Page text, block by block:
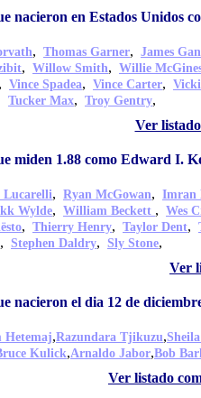
nacieron en Estados Unidos
, Thomas Garner, James
, Willow Smith, Willie
, Vince Spadea, Vince Carter,
Tucker Max, Troy Gentry,
Ver
miden 1.88 como Edward I.
Lucarelli, Ryan McGowan, Imran
Wylde, William Beckett , Wes
, Thierry Henry, Taylor Dent,
, Stephen Daldry, Sly Stone,
Ver
nacieron el dia 12 de
Hetemaj,Razundara Tjikuzu,
Kulick,Arnaldo Jabor,Bob
Ver listado